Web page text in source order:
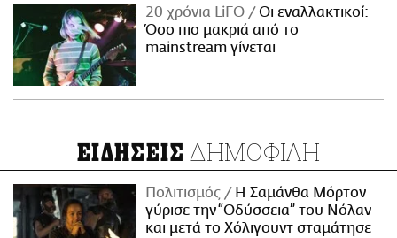
20 χρόνια LiFO
Οι εναλλακτικοί:
Όσο πιο μακριά από το
mainstream γίνεται
ΕΙΔΗΣΕΙΣ ΔΗΜΟΦΙΛΗ
Πολιτισμός
Η Σαμάνθα Μόρτον
γύρισε την “Οδύσσεια” του Νόλαν
και μετά το Χόλιγουντ σταμάτησε